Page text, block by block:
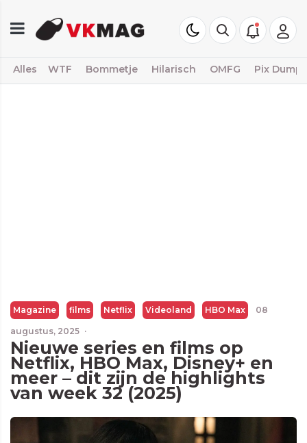
Alles WTF Bommetje Hilarisch OMFG Pix Dump
Magazine films Netflix Videoland HBO Max 08
augustus, 2025 ·
Nieuwe series en films op
Netflix, HBO Max, Disney+ en
meer – dit zijn de highlights
van week 32 (2025)